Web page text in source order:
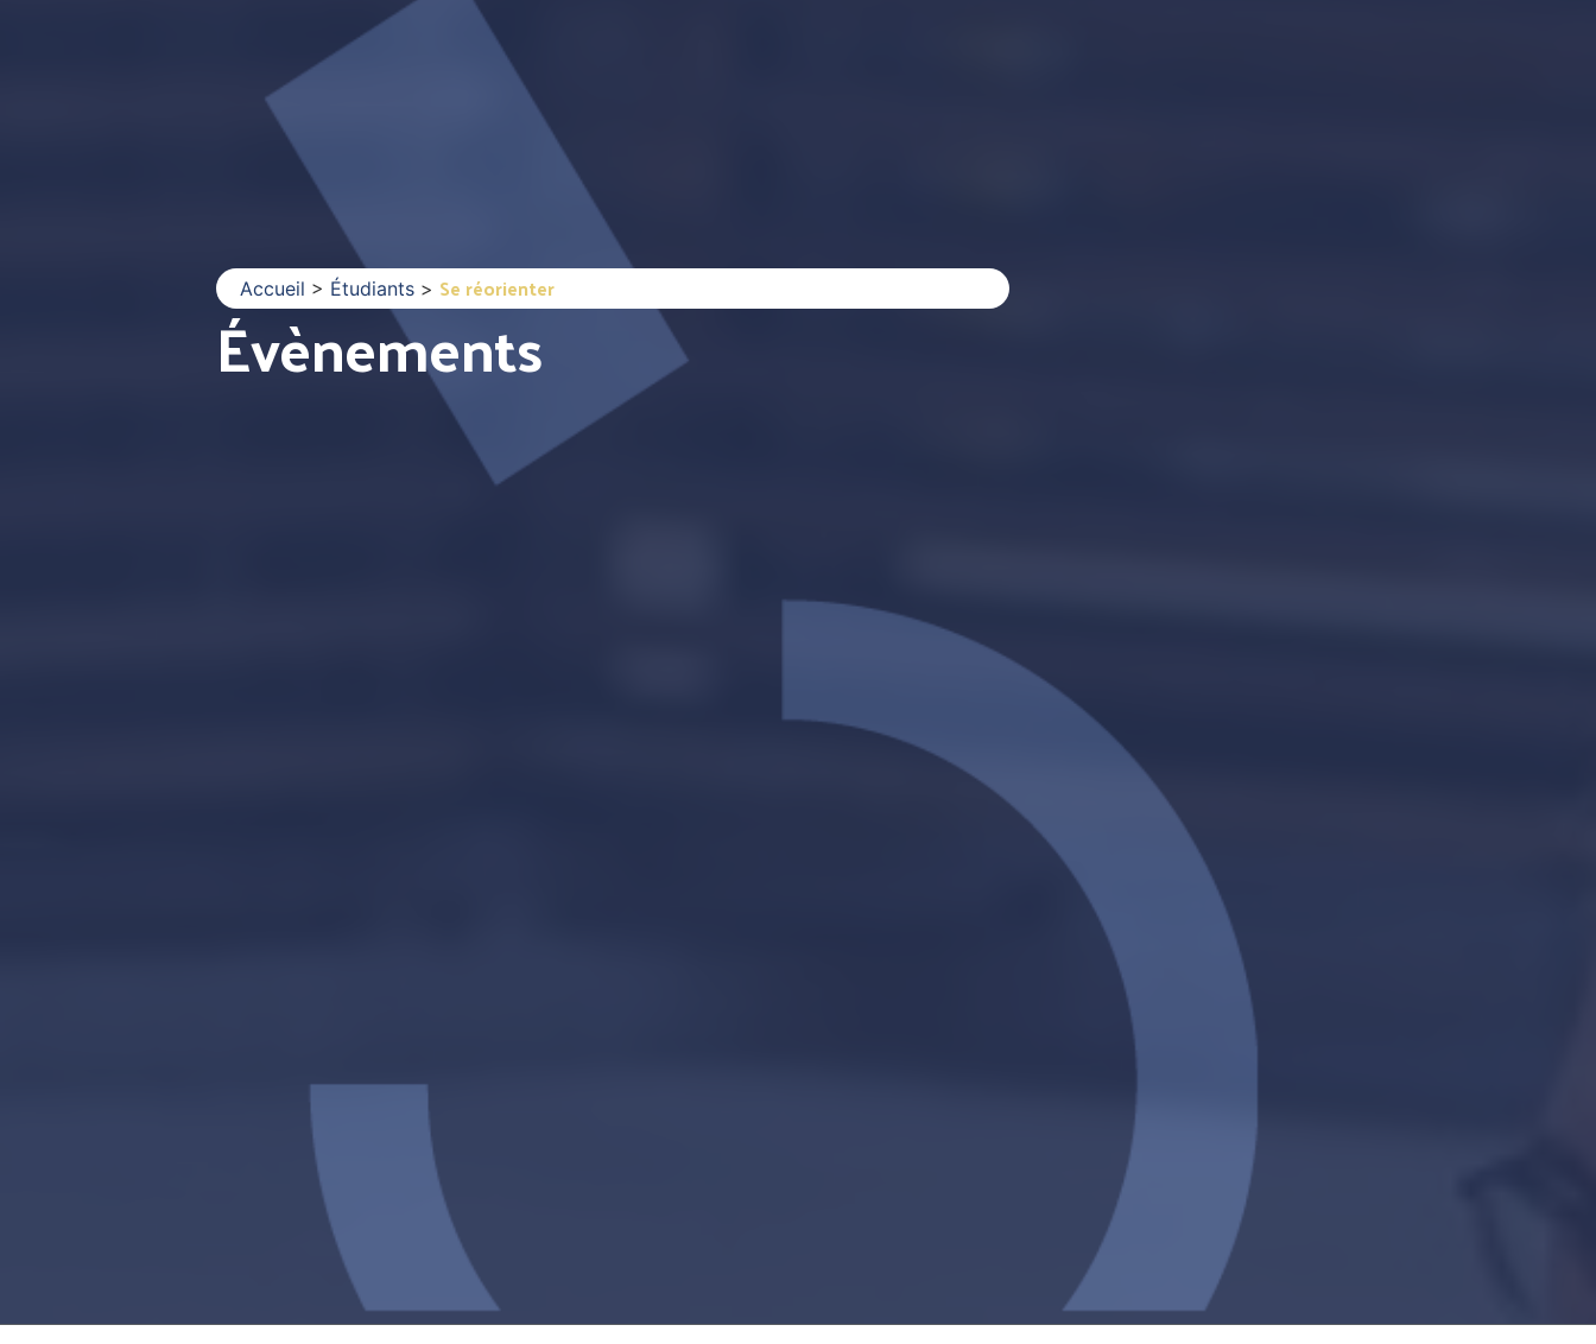
Accueil > Étudiants > Se réorienter
Évènements